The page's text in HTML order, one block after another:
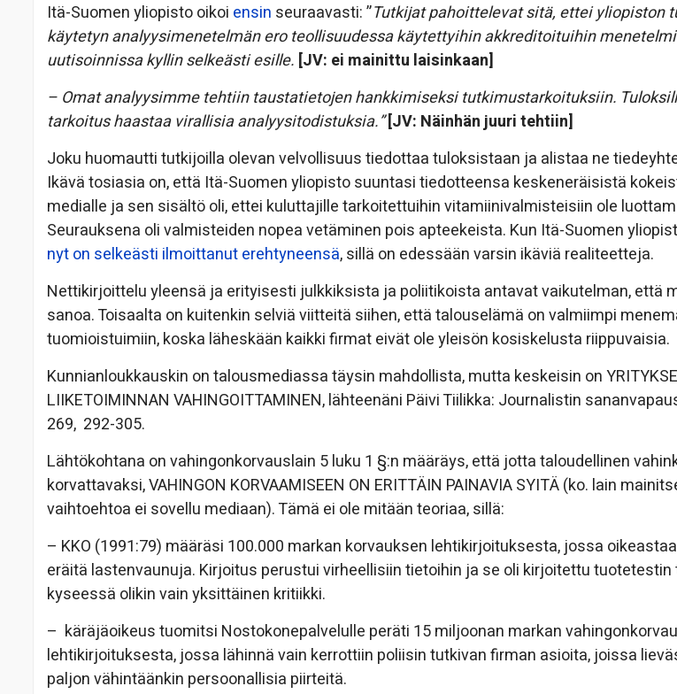
Itä-Suomen yliopisto oikoi ensin seuraavasti: ”Tutkijat pahoittelevat sitä, ettei yliopiston
käytetyn analyysimenetelmän ero teollisuudessa käytettyihin akkreditoituihin
uutisoinnissa kyllin selkeästi esille. [JV: ei mainittu laisinkaan]
– Omat analyysimme tehtiin taustatietojen hankkimiseksi tutkimustarkoituksiin.
tarkoitus haastaa virallisia analyysitodistuksia.”[JV: Näinhän juuri tehtiin]
Joku huomautti tutkijoilla olevan velvollisuus tiedottaa tuloksistaan ja alistaa ne
Ikävä tosiasia on, että Itä-Suomen yliopisto suuntasi tiedotteensa keskeneräisistä
medialle ja sen sisältö oli, ettei kuluttajille tarkoitettuihin vitamiinivalmisteisiin ole
Seurauksena oli valmisteiden nopea vetäminen pois apteekeista. Kun Itä-Suomen
nyt on selkeästi ilmoittanut erehtyneensä, sillä on edessään varsin ikäviä realiteetteja.
Nettikirjoittelu yleensä ja erityisesti julkkiksista ja poliitikoista antavat vaikutelman, että
sanoa. Toisaalta on kuitenkin selviä viitteitä siihen, että talouselämä on valmiimpi
tuomioistuimiin, koska läheskään kaikki firmat eivät ole yleisön kosiskelusta riippuvaisia.
Kunnianloukkauskin on talousmediassa täysin mahdollista, mutta keskeisin on
LIIKETOIMINNAN VAHINGOITTAMINEN, lähteenäni Päivi Tiilikka: Journalistin
269, 292-305.
Lähtökohtana on vahingonkorvauslain 5 luku 1 §:n määräys, että jotta taloudellinen
korvattavaksi, VAHINGON KORVAAMISEEN ON ERITTÄIN PAINAVIA SYITÄ (ko. lain
vaihtoehtoa ei sovellu mediaan). Tämä ei ole mitään teoriaa, sillä:
– KKO (1991:79) määräsi 100.000 markan korvauksen lehtikirjoituksesta, jossa
eräitä lastenvaunuja. Kirjoitus perustui virheellisiin tietoihin ja se oli kirjoitettu tuotetestin
kyseessä olikin vain yksittäinen kritiikki.
– käräjäoikeus tuomitsi Nostokonepalvelulle peräti 15 miljoonan markan
lehtikirjoituksesta, jossa lähinnä vain kerrottiin poliisin tutkivan firman asioita, joissa
paljon vähintäänkin persoonallisia piirteitä.